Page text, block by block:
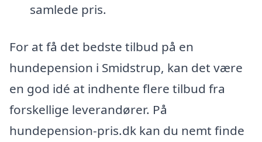
samlede pris.
For at få det bedste tilbud på en
hundepension i Smidstrup, kan det være
en god idé at indhente flere tilbud fra
forskellige leverandører. På
hundepension-pris.dk kan du nemt finde